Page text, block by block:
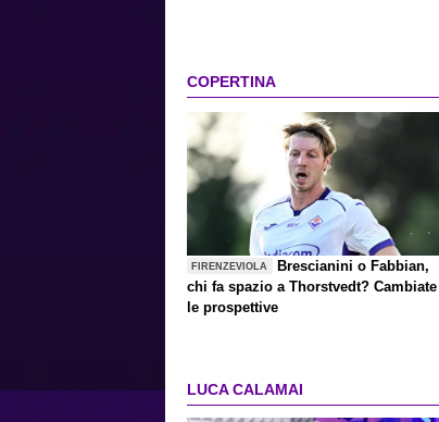
COPERTINA
FIRENZEVIOLA
Brescianini o Fabbian,
chi fa spazio a Thorstvedt? Cambiate
le prospettive
LUCA CALAMAI